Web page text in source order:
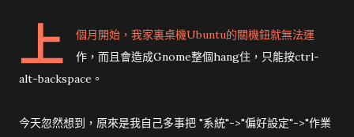
上
個月開始，我家裏桌機Ubuntu的關機鈕就無法運
作，而且會造成Gnome整個hang住，只能按ctrl-
alt-backspace。
今天忽然想到，原來是我自己多事把 "系統"->"偏好設定"->"作業